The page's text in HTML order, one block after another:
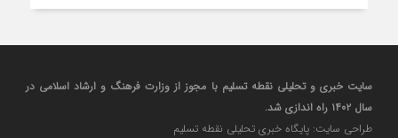
ازدواج «فردین» و «زهرا» در قزوین، آغاز یک زندگی ساده
سایت خبری و تحلیلی نقطه تسلیم با مجوز از وزارت فرهنگ و ارشاد اسلامی در
سال ۱۴۰۲ راه اندازی شد.
طراحی سایت: پایگاه خبری تحلیلی نقطه تسلیم